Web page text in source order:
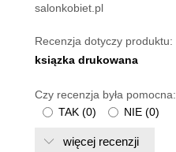
salonkobiet.pl
Recenzja dotyczy produktu:
ksiązka drukowana
Czy recenzja była pomocna:
TAK (0) NIE (0)
więcej recenzji